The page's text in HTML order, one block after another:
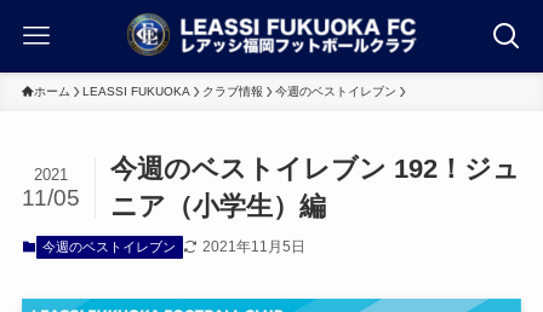
ホーム LEASSI FUKUOKA クラブ情報 今週のベストイレブン
今週のベストイレブン 192！ジュ
ニア（小学生）編
2021
11/05
今週のベストイレブン 2021年11月5日